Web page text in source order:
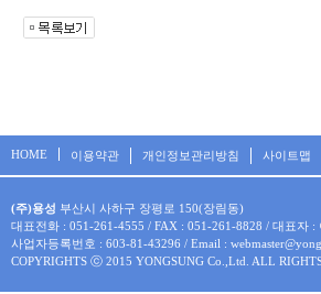
HOME 이용약관 개인정보관리방침 사이트맵
(주)용성 부산시 사하구 장평로 150(장림동)
대표전화 : 051-261-4555 / FAX : 051-261-8828 / 대표자 :
사업자등록번호 : 603-81-43296 / Email :
COPYRIGHTS ⓒ 2015 YONGSUNG Co.,Ltd. ALL RIGHTS